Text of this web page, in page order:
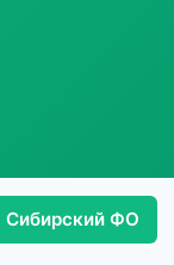
Сибирский ФО